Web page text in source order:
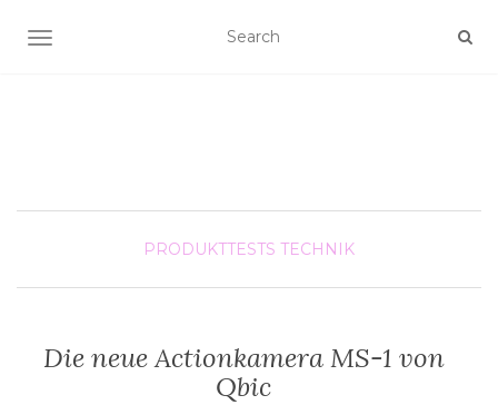
SCHALTE NAVIGATION
PRODUKTTESTS TECHNIK
Die neue Actionkamera MS-1 von
Qbic